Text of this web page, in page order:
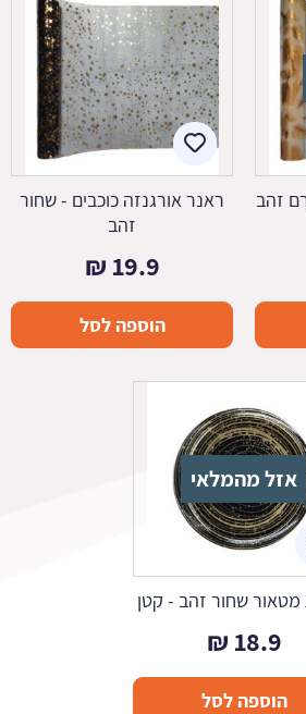
זהב
ראנר אורגנזה כוכבים - שחור
זהב
19.9
₪
הוספה לסל
אזל מהמלאי
מטאור שחור זהב - קטן
18.9
₪
הוספה לסל